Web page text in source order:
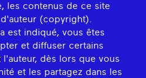
les contenus de ce site
(copyright).
est indiqué, vous êtes
et diffuser certains
dès lors que vous
et les partagez dans les